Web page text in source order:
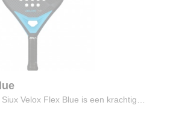
Velox Flex Blue is een krachtig…